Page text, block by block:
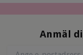
Anmäl